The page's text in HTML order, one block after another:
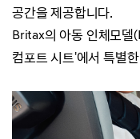
공간을 제공합니다.
Britax의 아동 인체모델
컴포트 시트'에서 특별